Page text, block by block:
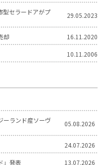
ーランド産ソーヴ
05.08.2026
24.07.2026
」発表 13.07.2026
型セラードアがプ
29.05.2023
却 16.11.2020
10.11.2006